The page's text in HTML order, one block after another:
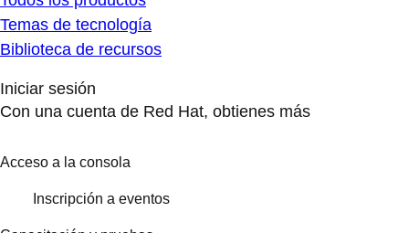
Temas de tecnología
Biblioteca de recursos
Iniciar sesión
Con una cuenta de Red Hat, obtienes más
Acceso a la consola
Inscripción a eventos